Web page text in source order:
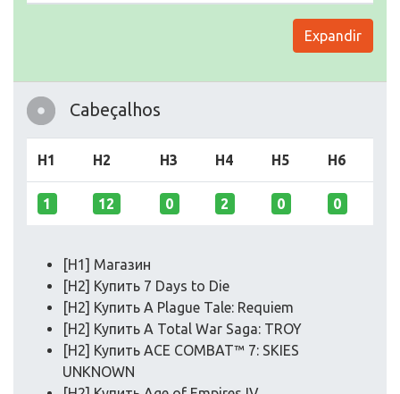
Expandir
Cabeçalhos
H1 H2 H3 H4 H5 H6
1 12 0 2 0 0
[H1] Магазин
[H2] Купить 7 Days to Die
[H2] Купить A Plague Tale: Requiem
[H2] Купить A Total War Saga: TROY
[H2] Купить ACE COMBAT™ 7: SKIES
UNKNOWN